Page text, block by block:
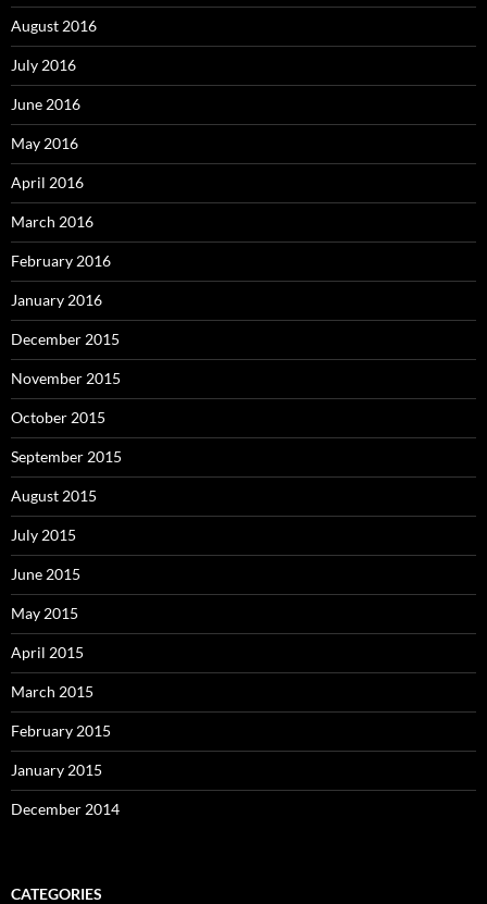
August 2016
July 2016
June 2016
May 2016
April 2016
March 2016
February 2016
January 2016
December 2015
November 2015
October 2015
September 2015
August 2015
July 2015
June 2015
May 2015
April 2015
March 2015
February 2015
January 2015
December 2014
CATEGORIES